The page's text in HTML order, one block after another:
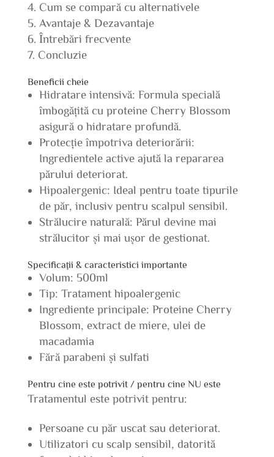
Cum se compară cu alternativele
Avantaje & Dezavantaje
Întrebări frecvente
Concluzie
Beneficii cheie
Hidratare intensivă: Formula specială
îmbogățită cu proteine Cherry Blossom
asigură o hidratare profundă.
Protecție împotriva deteriorării:
Ingredientele active ajută la repararea
părului deteriorat.
Hipoalergenic: Ideal pentru toate tipurile
de păr, inclusiv pentru scalpul sensibil.
Strălucire naturală: Părul devine mai
strălucitor și mai ușor de gestionat.
Specificații & caracteristici importante
Volum: 500ml
Tip: Tratament hipoalergenic
Ingrediente principale: Proteine Cherry
Blossom, extract de miere, ulei de
macadamia
Fără parabeni și sulfati
Pentru cine este potrivit / pentru cine NU este
Tratamentul este potrivit pentru:
Persoane cu păr uscat sau deteriorat.
Utilizatori cu scalp sensibil, datorită